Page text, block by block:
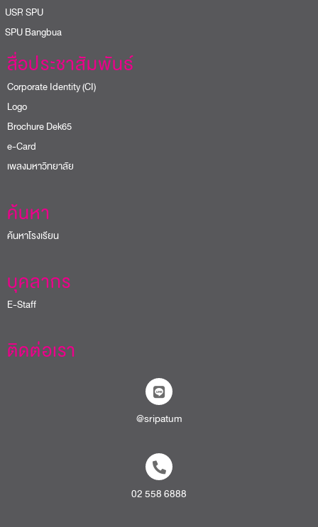
SPU
Bangbua
สื่อประชาสัมพันธ์
Corporate Identity (CI)
Logo
Brochure Dek65
e-Card
เพลงมหาวิทยาลัย
ค้นหา
ค้นหาโรงเรียน
บุคลากร
E-Staff
ติดต่อเรา
@sripatum
02 558 6888